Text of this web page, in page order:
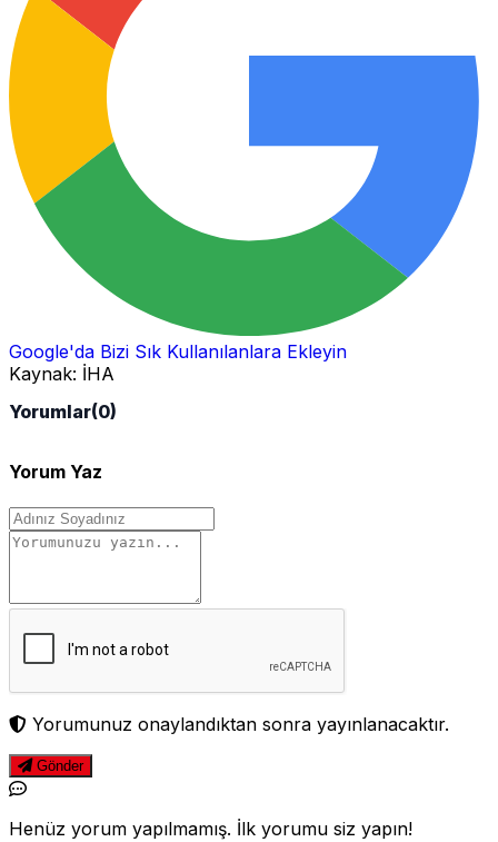
Google'da Bizi Sık Kullanılanlara Ekleyin
Kaynak: İHA
Yorumlar(0)
Yorum Yaz
Yorumunuz onaylandıktan sonra yayınlanacaktır.
Gönder
Henüz yorum yapılmamış. İlk yorumu siz yapın!